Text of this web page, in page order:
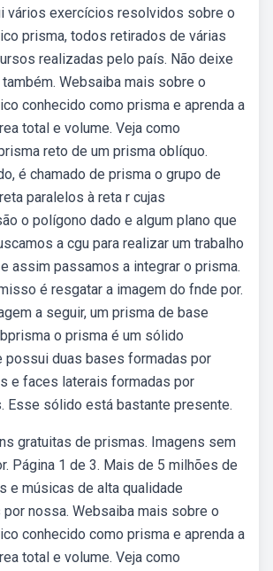
vários exercícios resolvidos sobre o
prisma, todos retirados de várias
realizadas pelo país. Não deixe
Websaiba mais sobre o
conhecido como prisma e aprenda a
total e volume. Veja como
reto de um prisma oblíquo.
é chamado de prisma o grupo de
paralelos à reta r cujas
o polígono dado e algum plano que
a cgu para realizar um trabalho
assim passamos a integrar o prisma.
é resgatar a imagem do fnde por.
a seguir, um prisma de base
o prisma é um sólido
possui duas bases formadas por
e faces laterais formadas por
Esse sólido está bastante presente.
gratuitas de prismas. Imagens sem
Página 1 de 3. Mais de 5 milhões de
e músicas de alta qualidade
nossa. Websaiba mais sobre o
conhecido como prisma e aprenda a
total e volume. Veja como